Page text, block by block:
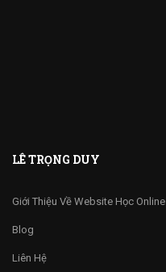
LÊ TRỌNG DUY
Giới Thiệu Về Website Học Online
Blog
Liên Hệ